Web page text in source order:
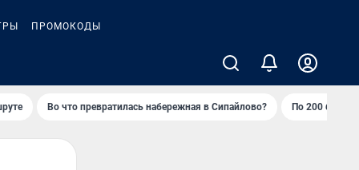
ПРОМОКОДЫ
Во что превратилась набережная в Сипайлово? По 200